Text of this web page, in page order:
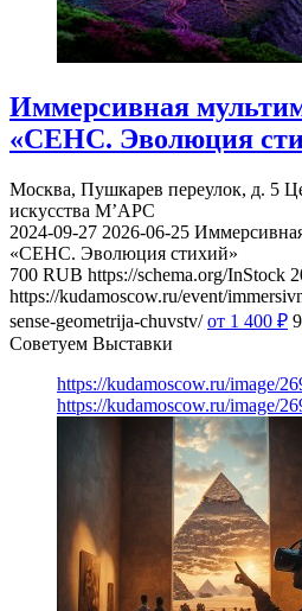
Иммерсивная
«СЕНС. Эволюция
Москва, Пушкарев переулок, д. 5
искусства М’АРС
2024-09-27 2026-06-25
«СЕНС. Эволюция стихий»
700 RUB https://schema.org/InStock
https://kudamoscow.ru/event/
sense-geometrija-chuvstv/ от 1 400 ₽
Советуем Выставки
https://kudamoscow.ru/image/
https://kudamoscow.ru/image/